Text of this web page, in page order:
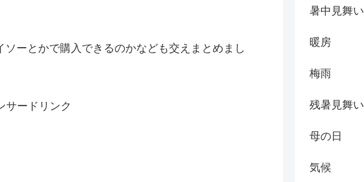
ーとかで購入できるのかなども交えまとめまし
サードリンク
暑中見舞い
暖房
梅雨
残暑見舞い
母の日
気候